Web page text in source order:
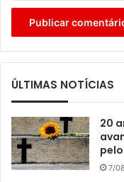
ÚLTIMAS NOTÍCIAS
20
7/